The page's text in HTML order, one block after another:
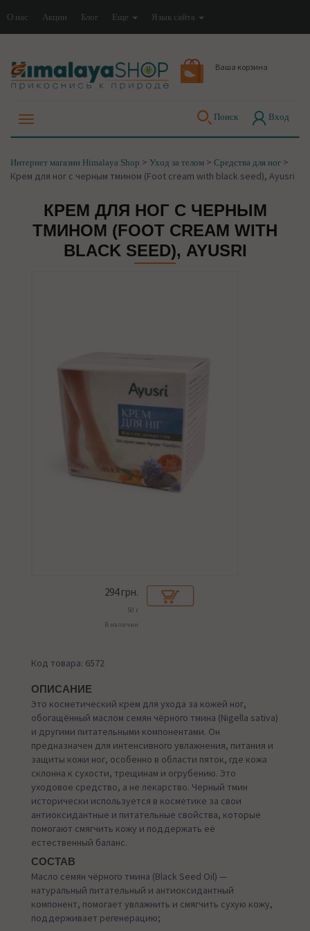
О нас Акции Блог Еще Язык сайта
Ваша корзина
Поиск Вход
Интернет магазин Himalaya Shop > Уход за телом > Средства для ног >
Крем для ног с черным тмином (Foot cream with black seed), Ayusri
КРЕМ ДЛЯ НОГ С ЧЕРНЫМ
ТМИНОМ (FOOT CREAM WITH
BLACK SEED), AYUSRI
294грн.
50 г
В наличии
Код товара: 6572
ОПИСАНИЕ
Это косметический крем для ухода за кожей ног,
обогащённый маслом семян чёрного тмина (Nigella sativa)
и другими питательными компонентами. Он
предназначен для интенсивного увлажнения, питания и
защиты кожи ног, особенно в области пяток, где кожа
склонна к сухости, трещинам и огрубению. Это
уходовое средство, а не лекарство. Черный тмин
исторически используется в косметике за свои
антиоксидантные и питательные свойства, которые
помогают смягчить кожу и поддержать её
естественный баланс.
СОСТАВ
Масло семян чёрного тмина (Black Seed Oil) —
натуральный питательный и антиоксидантный
компонент, помогает увлажнить и смягчить сухую кожу,
поддерживает регенерацию;